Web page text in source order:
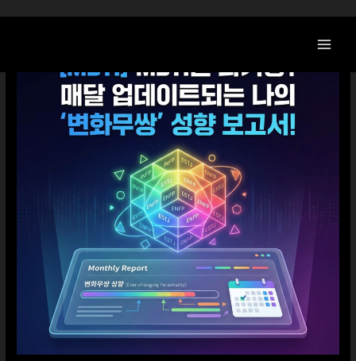
로